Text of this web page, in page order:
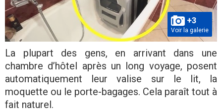
+3
Voir la galerie
La plupart des gens, en arrivant dans une
chambre d’hôtel après un long voyage, posent
automatiquement leur valise sur le lit, la
moquette ou le porte-bagages. Cela paraît tout à
fait naturel.